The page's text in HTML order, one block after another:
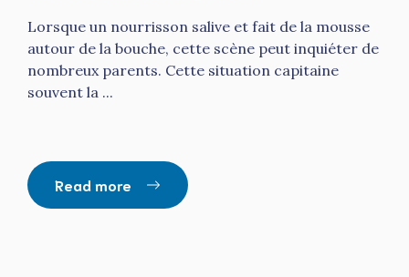
Lorsque un nourrisson salive et fait de la mousse
autour de la bouche, cette scène peut inquiéter de
nombreux parents. Cette situation capitaine
souvent la ...
Read more